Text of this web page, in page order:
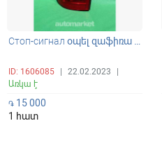
Стоп-сигнал օպել զաֆիռա ռեսթայլ
ID: 1606085 22.02.2023
Առկա է
֏ 15 000
1 հատ